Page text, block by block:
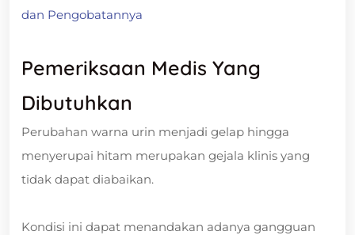
dan Pengobatannya
Pemeriksaan Medis Yang
Dibutuhkan
Perubahan warna urin menjadi gelap hingga
menyerupai hitam merupakan gejala klinis yang
tidak dapat diabaikan.
Kondisi ini dapat menandakan adanya gangguan